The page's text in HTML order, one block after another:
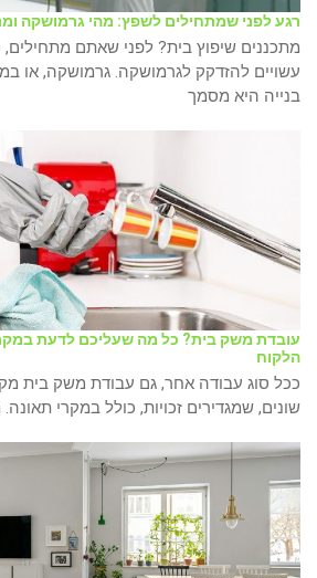
רגע לפני שמתחילים לשפץ: מהי גרמושקה
מתכננים שיפוץ בית? לפני שאתם
עשויים להזדקק לגרמושקה. גרמושקה, או
בנייה היא מסמך
עובדת משק בית? כל מה שעליכם לדעת
הלקוח
ככל סוג עבודה אחר, גם עבודת משק בית
שונים, שמגדירים זכויות, כולל במקרי